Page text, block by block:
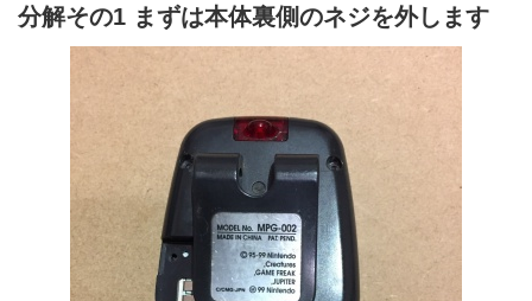
分解その1 まずは本体裏側のネジを外します